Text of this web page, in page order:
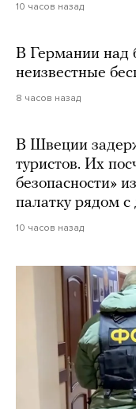
10 часов назад
В Германии над
неизвестные
8 часов назад
В Швеции
туристов. Их
безопасности»
палатку рядом
10 часов назад